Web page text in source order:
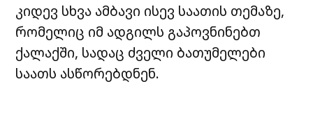
კიდევ სხვა ამბავი ისევ საათის თემაზე,
რომელიც იმ ადგილს გაპოვნინებთ
ქალაქში, სადაც ძველი ბათუმელები
საათს ასწორებდნენ.